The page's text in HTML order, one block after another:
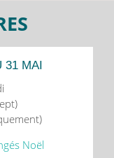
31 MAI
Noël